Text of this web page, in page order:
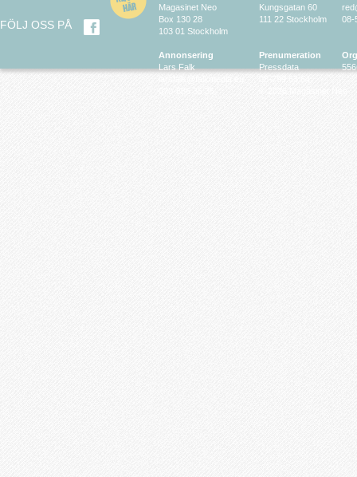
FÖLJ OSS PÅ
Magasinet Neo
Box 130 28
103 01 Stockholm
Annonsering
Lars Falk
Kungsgatan 60
111 22 Stockholm
Prenumeration
Pressdata
08-